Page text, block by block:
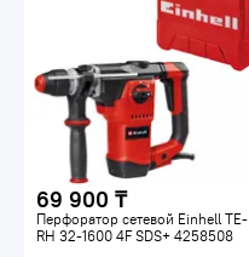
69 900 ₸
Перфоратор сетевой Einhell TE-
RH 32-1600 4F SDS+ 4258508